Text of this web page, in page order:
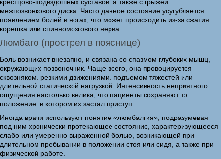
крестцово-подвздошных суставов, а также с грыжей
межпозвонкового диска. Часто данное состояние усугубляется
появлением болей в ногах, что может происходить из-за сжатия
корешка или спинномозгового нерва.
Люмбаго (прострел в пояснице)
Боль возникает внезапно, и связана со спазмом глубоких мышц,
окружающих позвоночник. Чаще всего, она провоцируется
сквозняком, резкими движениями, подъемом тяжестей или
длительной статической нагрузкой. Интенсивность неприятного
ощущения настолько велика, что пациенты сохраняют то
положение, в котором их застал приступ.
Иногда врачи используют понятие «люмбалгия», подразумевая
под ним хронически протекающее состояние, характеризующееся
слабо или умеренно выраженной болью, возникающей при
длительном пребывании в положении стоя или сидя, а также при
физической работе.